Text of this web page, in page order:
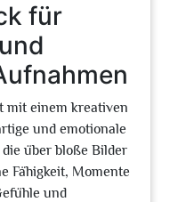
für
mit einem kreativen
und emotionale
über bloße Bilder
Fähigkeit, Momente
und